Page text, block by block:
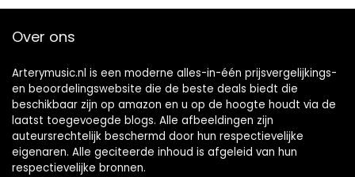
Over ons
Arterymusic.nl is een moderne alles-in-één prijsvergelijkings-
en beoordelingswebsite die de beste deals biedt die
beschikbaar zijn op amazon en u op de hoogte houdt via de
laatst toegevoegde blogs. Alle afbeeldingen zijn
auteursrechtelijk beschermd door hun respectievelijke
eigenaren. Alle geciteerde inhoud is afgeleid van hun
respectievelijke bronnen.